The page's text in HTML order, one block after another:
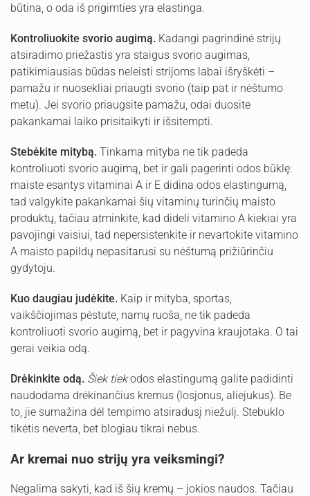
būtina, o oda iš prigimties yra elastinga.
Kontroliuokite svorio augimą. Kadangi pagrindinė strijų
atsiradimo priežastis yra staigus svorio augimas,
patikimiausias būdas neleisti strijoms labai išryškėti –
pamažu ir nuosekliai priaugti svorio (taip pat ir nėštumo
metu). Jei svorio priaugsite pamažu, odai duosite
pakankamai laiko prisitaikyti ir išsitempti.
Stebėkite mitybą. Tinkama mityba ne tik padeda
kontroliuoti svorio augimą, bet ir gali pagerinti odos būklę:
maiste esantys vitaminai A ir E didina odos elastingumą,
tad valgykite pakankamai šių vitaminų turinčių maisto
produktų, tačiau atminkite, kad dideli vitamino A kiekiai yra
pavojingi vaisiui, tad nepersistenkite ir nevartokite vitamino
A maisto papildų nepasitarusi su nėštumą prižiūrinčiu
gydytoju.
Kuo daugiau judėkite. Kaip ir mityba, sportas,
vaikščiojimas pėstute, namų ruoša, ne tik padeda
kontroliuoti svorio augimą, bet ir pagyvina kraujotaka. O tai
gerai veikia odą.
Drėkinkite odą. Šiek tiekodos elastingumą galite padidinti
naudodama drėkinančius kremus (losjonus, aliejukus). Be
to, jie sumažina dėl tempimo atsiradusį niežulį. Stebuklo
tikėtis neverta, bet blogiau tikrai nebus.
Ar kremai nuo strijų yra veiksmingi?
Negalima sakyti, kad iš šių kremų – jokios naudos. Tačiau